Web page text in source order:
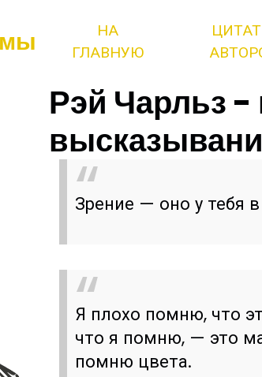
НА
ГЛАВНУЮ
Рэй Чарльз -
Зрение — оно у тебя
Я плохо помню, что
что я помню, — это
помню цвета.